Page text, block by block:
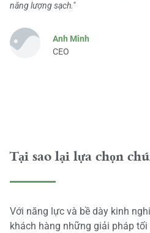
năng lượng sạch."
Anh Minh
CEO
Tại sao lại lựa chọn
Với năng lực và bề dày kinh
khách hàng những giải pháp